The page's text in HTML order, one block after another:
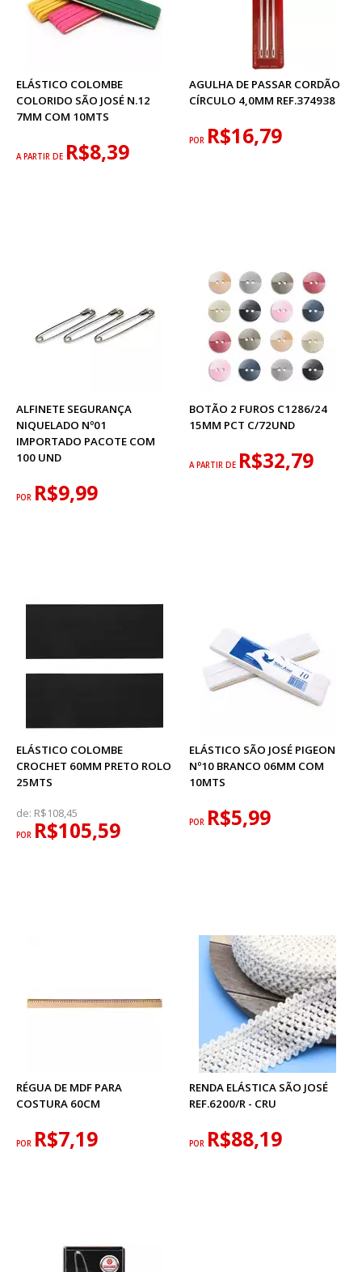
ELÁSTICO COLOMBE
COLORIDO SÃO JOSÉ N.12
7MM COM 10MTS
A PARTIR DE R$8,39
AGULHA DE PASSAR CORDÃO
CÍRCULO 4,0MM REF.374938
POR R$16,79
ALFINETE SEGURANÇA
NIQUELADO Nº01
IMPORTADO PACOTE COM
100 UND
POR R$9,99
BOTÃO 2 FUROS C1286/24
15MM PCT C/72UND
A PARTIR DE R$32,79
ELÁSTICO COLOMBE
CROCHET 60MM PRETO ROLO
25MTS
de: R$108,45
POR R$105,59
ELÁSTICO SÃO JOSÉ PIGEON
Nº10 BRANCO 06MM COM
10MTS
POR R$5,99
RÉGUA DE MDF PARA
COSTURA 60CM
POR R$7,19
RENDA ELÁSTICA SÃO JOSÉ
REF.6200/R - CRU
POR R$88,19